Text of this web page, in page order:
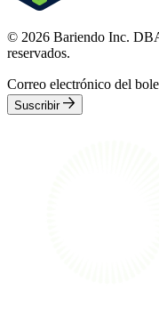
© 2026 Bariendo Inc.
reservados.
Correo electrónico del
Suscribir